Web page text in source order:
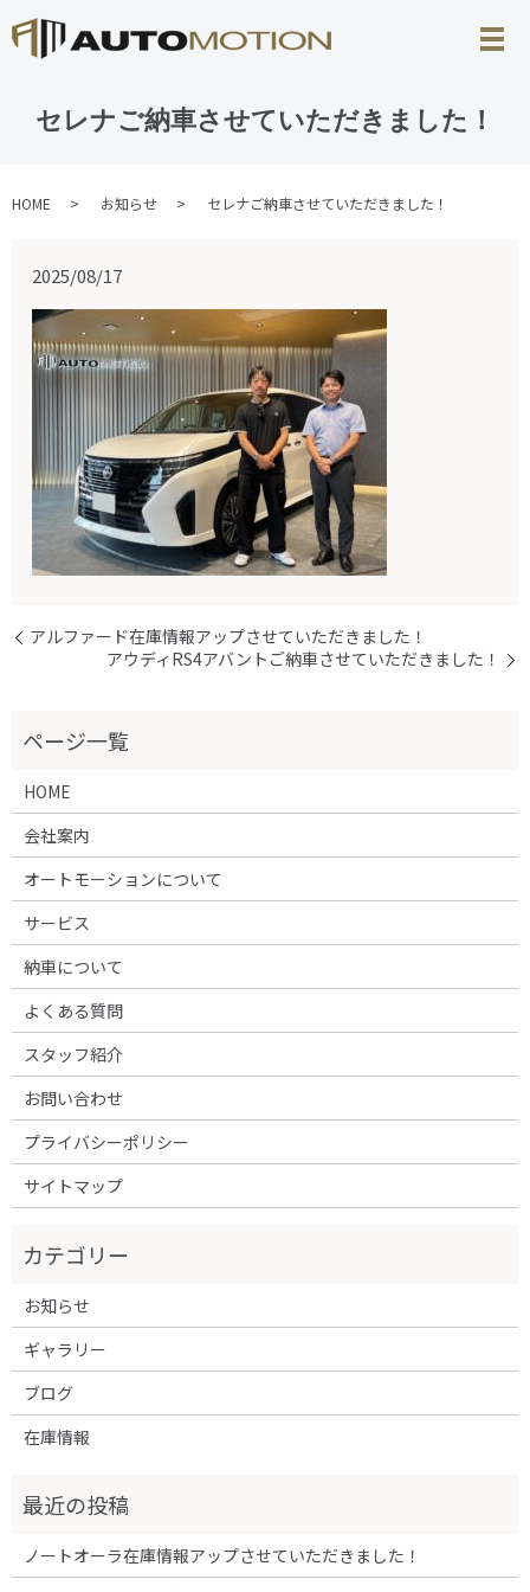
セレナご納車させていただきました！
HOME お知らせ セレナご納車させていただきました！
2025/08/17
アルファード在庫情報アップさせていただきました！
アウディRS4アバントご納車させていただきました！
HOME
会社案内
オートモーションについて
サービス
納車について
よくある質問
スタッフ紹介
お問い合わせ
プライバシーポリシー
サイトマップ
お知らせ
ギャラリー
ブログ
在庫情報
ノートオーラ在庫情報アップさせていただきました！